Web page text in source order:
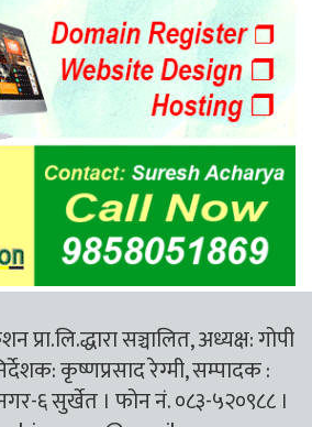
प्रा.लि.द्धारा सञ्चालित, अध्यक्ष: गोपी
कृष्णप्रसाद रेग्मी, सम्पादक :
६ सुर्खेत । फोन नं. ०८३-५२०९८८ ।